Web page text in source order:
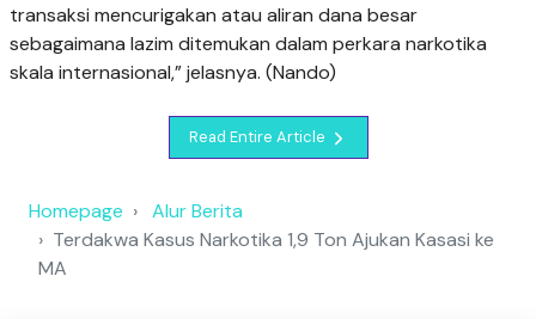
transaksi mencurigakan atau aliran dana besar
sebagaimana lazim ditemukan dalam perkara narkotika
skala internasional,” jelasnya. (Nando)
Read Entire Article
Homepage
Alur Berita
Terdakwa Kasus Narkotika 1,9 Ton Ajukan Kasasi ke
MA